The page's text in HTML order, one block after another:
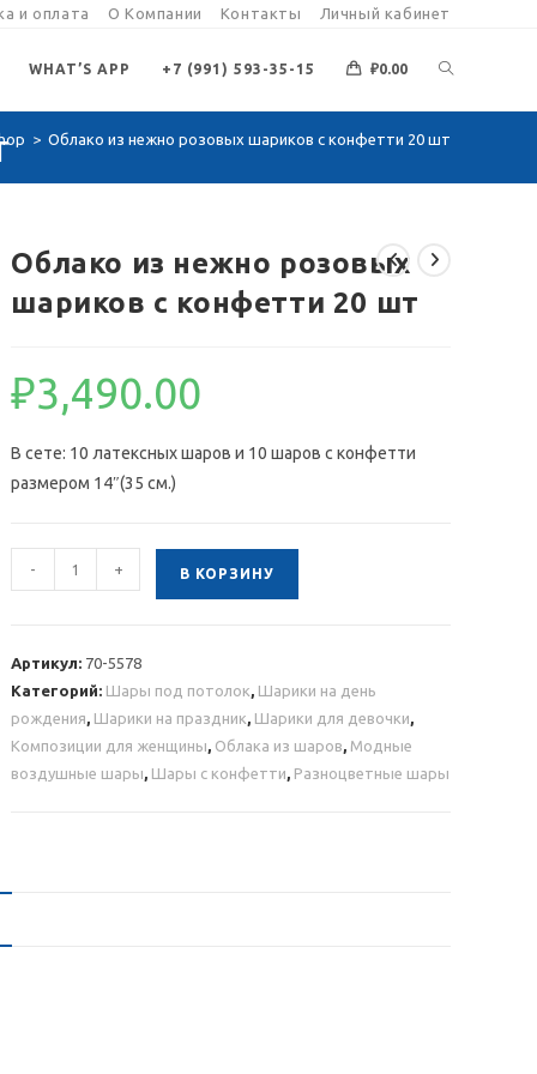
и оплата О Компании Контакты Личный кабинет
WHAT’S APP +7 (991) 593-35-15 ₽0.00
ПОИСК
> Облако из нежно розовых шариков с конфетти 20 шт
Облако из нежно розовых
шариков с конфетти 20 шт
₽3,490.00
В сете: 10 латексных шаров и 10 шаров с конфетти
размером 14″(35 см.)
Количество
товара
шариков
с
- + В КОРЗИНУ
Артикул: 70-5578
Категорий: Шары под потолок, Шарики на день
рождения, Шарики на праздник, Шарики для девочки,
Композиции для женщины, Облака из шаров, Модные
воздушные шары, Шары с конфетти, Разноцветные шары